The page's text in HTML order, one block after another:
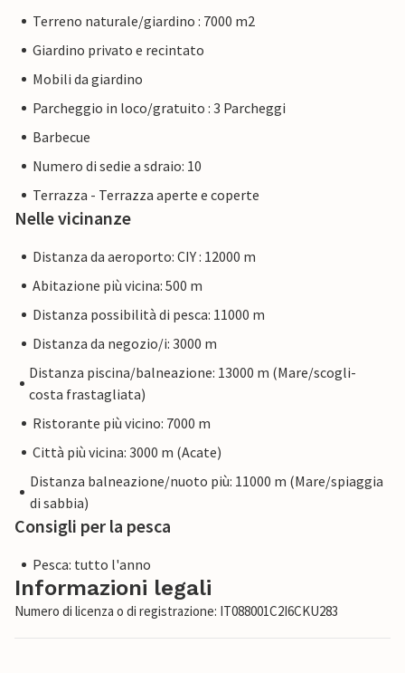
Terreno naturale/giardino : 7000 m2
Giardino privato e recintato
Mobili da giardino
Parcheggio in loco/gratuito : 3 Parcheggi
Barbecue
Numero di sedie a sdraio: 10
Terrazza - Terrazza aperte e coperte
Nelle vicinanze
Distanza da aeroporto: CIY : 12000 m
Abitazione più vicina: 500 m
Distanza possibilità di pesca: 11000 m
Distanza da negozio/i: 3000 m
Distanza piscina/balneazione: 13000 m (Mare/scogli-
costa frastagliata)
Ristorante più vicino: 7000 m
Città più vicina: 3000 m (Acate)
Distanza balneazione/nuoto più: 11000 m (Mare/spiaggia
di sabbia)
Consigli per la pesca
Pesca: tutto l'anno
Informazioni legali
Numero di licenza o di registrazione: IT088001C2I6CKU283